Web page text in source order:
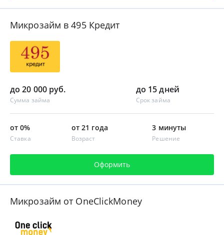
Микрозайм в 495 Кредит
до 20 000 руб.
Сумма займа
до 15 дней
Срок займа
от 0%
Ставка
от 21 года
Возраст
3 минуты
Решение
Оформить
Микрозайм от OneClickMoney